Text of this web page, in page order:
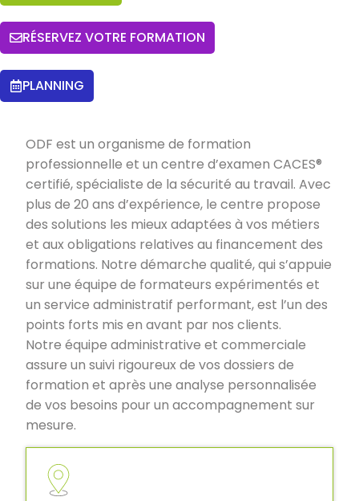
RÉSERVEZ VOTRE FORMATION
PLANNING
ODF est un organisme de formation
professionnelle et un centre d’examen CACES®
certifié, spécialiste de la sécurité au travail. Avec
plus de 20 ans d’expérience, le centre propose
des solutions les mieux adaptées à vos métiers
et aux obligations relatives au financement des
formations. Notre démarche qualité, qui s’appuie
sur une équipe de formateurs expérimentés et
un service administratif performant, est l’un des
points forts mis en avant par nos clients.
Notre équipe administrative et commerciale
assure un suivi rigoureux de vos dossiers de
formation et après une analyse personnalisée
de vos besoins pour un accompagnement sur
mesure.